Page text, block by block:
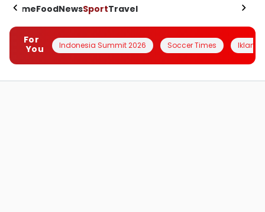
HomeFoodNewsSportTravel
For
You
Indonesia Summit 2026 Soccer Times Iklanin